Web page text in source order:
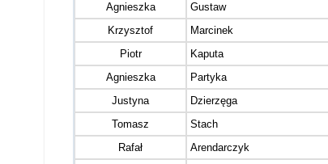
Agnieszka
Gustaw
Krzysztof
Marcinek
Piotr
Kaputa
Agnieszka
Partyka
Justyna
Dzierzęga
Tomasz
Stach
Rafał
Arendarczyk